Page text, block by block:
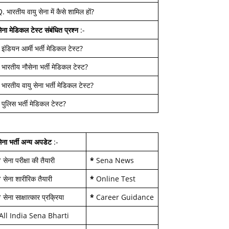
भारतीय वायु सेना में कैसे शामिल हों?
मेडिकल टेस्ट संबंधित प्रश्न:-
इंडियन आर्मी भर्ती मेडिकल टेस्ट?
भारतीय नौसेना भर्ती मेडिकल टेस्ट?
भारतीय वायु सेना भर्ती मेडिकल टेस्ट?
पुलिस भर्ती मेडिकल टेस्ट?
भर्ती अन्य अपडेट:-
सेना परीक्षा की तैयारी * Sena News
सेना शारीरिक तैयारी * Online Test
सेना साक्षात्कार प्रक्रिया * Career Guidance
India Sena Bharti